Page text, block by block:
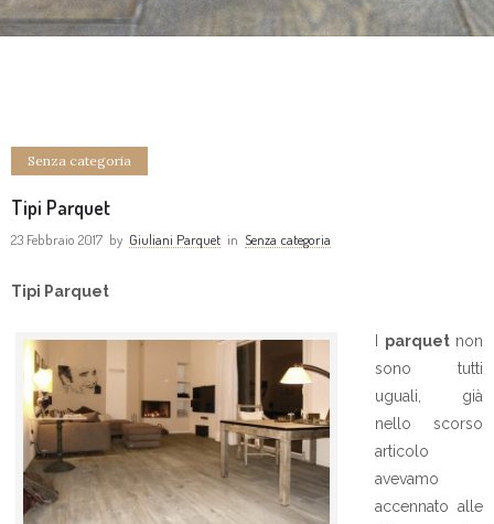
Senza categoria
Tipi Parquet
23 Febbraio 2017 by Giuliani Parquet in Senza categoria
Tipi Parquet
parquetnon
sono tutti
uguali, già
nello scorso
articolo
avevamo
accennato alle